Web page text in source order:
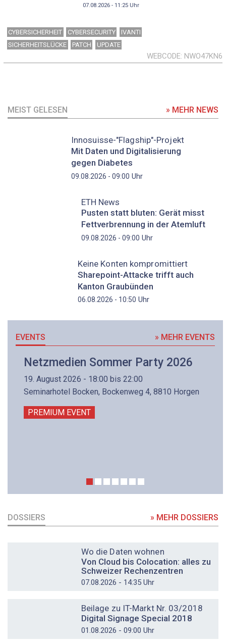
07.08.2026 - 11:25Uhr
CYBERSICHERHEIT CYBERSECURITY
IVANTI
SICHERHEITSLÜCKE
PATCH UPDATE
WEBCODE NWO47KN6
MEIST GELESEN » MEHR NEWS
Innosuisse-"Flagship"-Projekt
Mit Daten und Digitalisierung
gegen Diabetes
09.08.2026 - 09:00 Uhr
ETH News
Pusten statt bluten: Gerät misst
Fettverbrennung in der Atemluft
09.08.2026 - 09:00 Uhr
Keine Konten kompromittiert
Sharepoint-Attacke trifft auch
Kanton Graubünden
06.08.2026 - 10:50 Uhr
EVENTS » MEHR EVENTS
Netzmedien Sommer Party 2026
19. August 2026 - 18:00 bis 22:00
Seminarhotel Bocken, Bockenweg 4, 8810 Horgen
PREMIUM EVENT
DOSSIERS » MEHR DOSSIERS
Wo die Daten wohnen
Von Cloud bis Colocation: alles zu
Schweizer Rechenzentren
07.08.2026 - 14:35 Uhr
Beilage zu IT-Markt Nr. 03/2018
Digital Signage Special 2018
01.08.2026 - 09:00 Uhr